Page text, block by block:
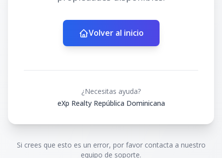
Volver al inicio
¿Necesitas ayuda?
eXp Realty República Dominicana
Si crees que esto es un error, por favor contacta a nuestro
equipo de soporte.